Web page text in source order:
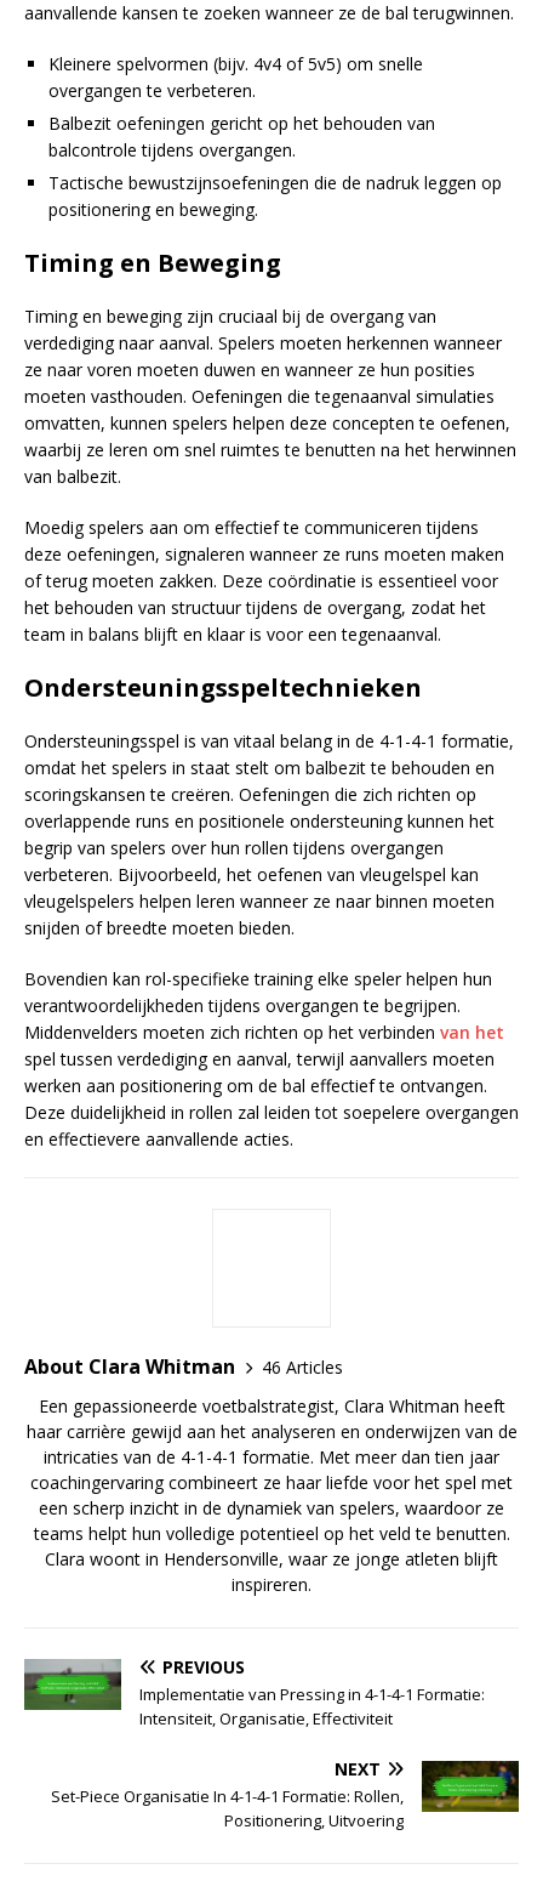
aanvallende kansen te zoeken wanneer ze de bal terugwinnen.
Kleinere spelvormen (bijv. 4v4 of 5v5) om snelle
overgangen te verbeteren.
Balbezit oefeningen gericht op het behouden van
balcontrole tijdens overgangen.
Tactische bewustzijnsoefeningen die de nadruk leggen op
positionering en beweging.
Timing en Beweging
Timing en beweging zijn cruciaal bij de overgang van
verdediging naar aanval. Spelers moeten herkennen wanneer
ze naar voren moeten duwen en wanneer ze hun posities
moeten vasthouden. Oefeningen die tegenaanval simulaties
omvatten, kunnen spelers helpen deze concepten te oefenen,
waarbij ze leren om snel ruimtes te benutten na het herwinnen
van balbezit.
Moedig spelers aan om effectief te communiceren tijdens
deze oefeningen, signaleren wanneer ze runs moeten maken
of terug moeten zakken. Deze coördinatie is essentieel voor
het behouden van structuur tijdens de overgang, zodat het
team in balans blijft en klaar is voor een tegenaanval.
Ondersteuningsspeltechnieken
Ondersteuningsspel is van vitaal belang in de 4-1-4-1 formatie,
omdat het spelers in staat stelt om balbezit te behouden en
scoringskansen te creëren. Oefeningen die zich richten op
overlappende runs en positionele ondersteuning kunnen het
begrip van spelers over hun rollen tijdens overgangen
verbeteren. Bijvoorbeeld, het oefenen van vleugelspel kan
vleugelspelers helpen leren wanneer ze naar binnen moeten
snijden of breedte moeten bieden.
Bovendien kan rol-specifieke training elke speler helpen hun
verantwoordelijkheden tijdens overgangen te begrijpen.
Middenvelders moeten zich richten op het verbinden van het
spel tussen verdediging en aanval, terwijl aanvallers moeten
werken aan positionering om de bal effectief te ontvangen.
Deze duidelijkheid in rollen zal leiden tot soepelere overgangen
en effectievere aanvallende acties.
About Clara Whitman
46 Articles
Een gepassioneerde voetbalstrategist, Clara Whitman heeft
haar carrière gewijd aan het analyseren en onderwijzen van de
intricaties van de 4-1-4-1 formatie. Met meer dan tien jaar
coachingervaring combineert ze haar liefde voor het spel met
een scherp inzicht in de dynamiek van spelers, waardoor ze
teams helpt hun volledige potentieel op het veld te benutten.
Clara woont in Hendersonville, waar ze jonge atleten blijft
inspireren.
PREVIOUS
Implementatie van Pressing in 4-1-4-1 Formatie:
Intensiteit, Organisatie, Effectiviteit
NEXT
Set-Piece Organisatie In 4-1-4-1 Formatie: Rollen,
Positionering, Uitvoering